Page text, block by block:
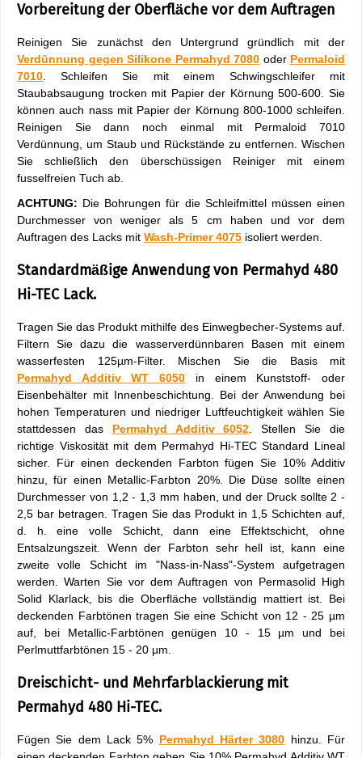
Vorbereitung der Oberfläche vor dem Auftragen
Reinigen Sie zunächst den Untergrund gründlich mit der
Verdünnung gegen Silikone Permahyd 7080 oder Permaloid
7010 . Schleifen Sie mit einem Schwingschleifer mit
Staubabsaugung trocken mit Papier der Körnung 500-600. Sie
können auch nass mit Papier der Körnung 800-1000 schleifen.
Reinigen Sie dann noch einmal mit Permaloid 7010
Verdünnung, um Staub und Rückstände zu entfernen. Wischen
Sie schließlich den überschüssigen Reiniger mit einem
fusselfreien Tuch ab.
ACHTUNG: Die Bohrungen für die Schleifmittel müssen einen
Durchmesser von weniger als 5 cm haben und vor dem
Auftragen des Lacks mit Wash-Primer 4075 isoliert werden.
Standardmäßige Anwendung von Permahyd 480
Hi-TEC Lack.
Tragen Sie das Produkt mithilfe des Einwegbecher-Systems auf.
Filtern Sie dazu die wasserverdünnbaren Basen mit einem
wasserfesten 125µm-Filter. Mischen Sie die Basis mit
Permahyd Additiv WT 6050 in einem Kunststoff- oder
Eisenbehälter mit Innenbeschichtung. Bei der Anwendung bei
hohen Temperaturen und niedriger Luftfeuchtigkeit wählen Sie
stattdessen das Permahyd Additiv 6052 . Stellen Sie die
richtige Viskosität mit dem Permahyd Hi-TEC Standard Lineal
sicher. Für einen deckenden Farbton fügen Sie 10% Additiv
hinzu, für einen Metallic-Farbton 20%. Die Düse sollte einen
Durchmesser von 1,2 - 1,3 mm haben, und der Druck sollte 2 -
2,5 bar betragen. Tragen Sie das Produkt in 1,5 Schichten auf,
d. h. eine volle Schicht, dann eine Effektschicht, ohne
Entsalzungszeit. Wenn der Farbton sehr hell ist, kann eine
zweite volle Schicht im "Nass-in-Nass"-System aufgetragen
werden. Warten Sie vor dem Auftragen von Permasolid High
Solid Klarlack, bis die Oberfläche vollständig mattiert ist. Bei
deckenden Farbtönen tragen Sie eine Schicht von 12 - 25 µm
auf, bei Metallic-Farbtönen genügen 10 - 15 µm und bei
Perlmuttfarbtönen 15 - 20 µm.
Dreischicht- und Mehrfarblackierung mit
Permahyd 480 Hi-TEC.
Fügen Sie dem Lack 5% Permahyd Härter 3080 hinzu. Für